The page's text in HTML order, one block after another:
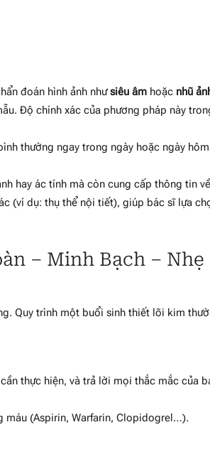
đoán hình ảnh nhưsiêu âm hoặc nhũ
Độ chính xác của phương pháp này
thường ngay trong ngày hoặc ngày hôm
hay ác tính mà còn cung cấp thông tin về
(ví dụ: thụ thể nội tiết), giúp bác sĩ lựa
– Minh Bạch – Nhẹ
Quy trình một buổi sinh thiết lõi kim
thực hiện, và trả lời mọi thắc mắc của
máu (Aspirin, Warfarin, Clopidogrel…).